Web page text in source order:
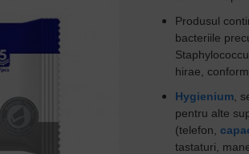
Produsul
bacteriile
hirae,
Hygienium ,
pentru alte
(telefon,
tastaturi,